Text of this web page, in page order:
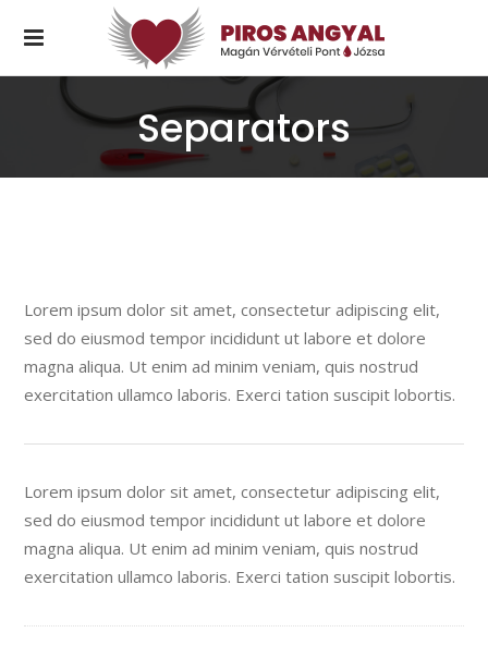
Separators
Lorem ipsum dolor sit amet, consectetur adipiscing elit,
sed do eiusmod tempor incididunt ut labore et dolore
magna aliqua. Ut enim ad minim veniam, quis nostrud
exercitation ullamco laboris. Exerci tation suscipit lobortis.
Lorem ipsum dolor sit amet, consectetur adipiscing elit,
sed do eiusmod tempor incididunt ut labore et dolore
magna aliqua. Ut enim ad minim veniam, quis nostrud
exercitation ullamco laboris. Exerci tation suscipit lobortis.